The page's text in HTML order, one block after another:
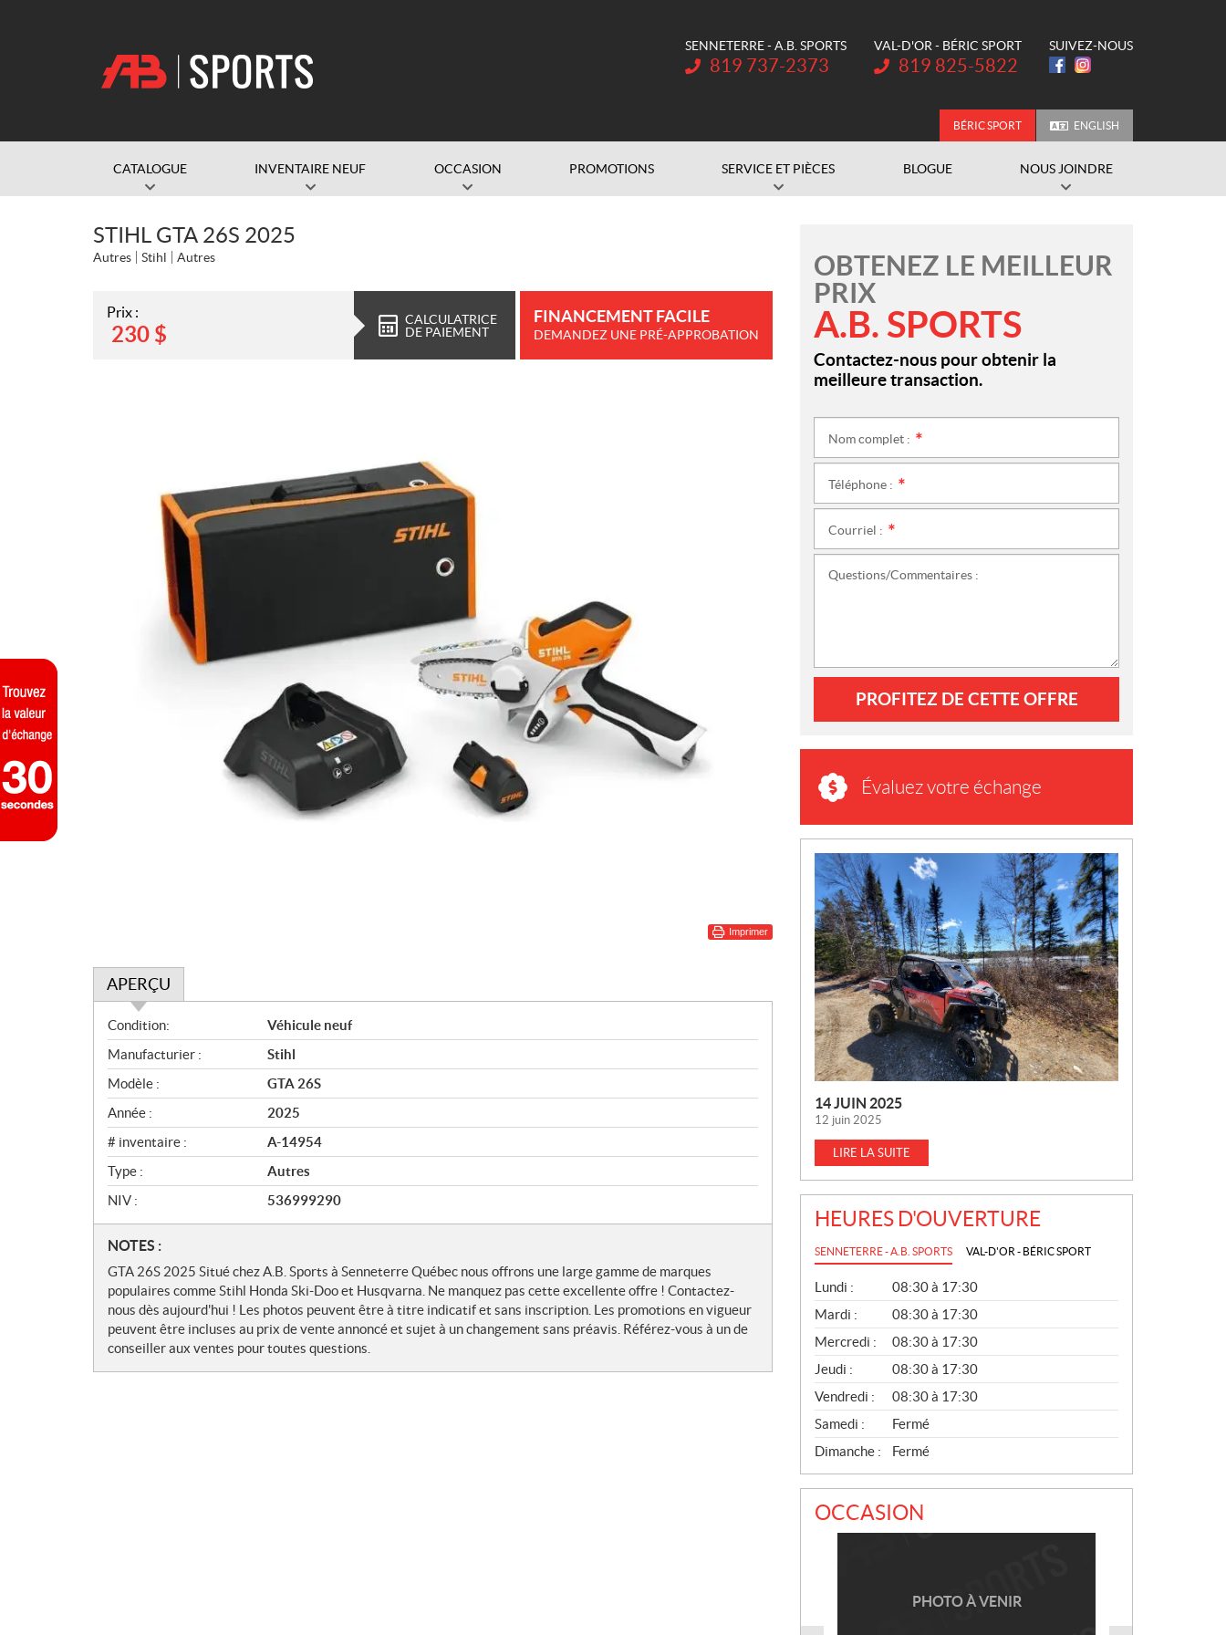
SENNETERRE - A.B. SPORTS
Téléphone :
819 737-2373
VAL-D'OR - BÉRIC SPORT
Téléphone :
819 825-5822
SUIVEZ-NOUS
BÉRIC SPORT ENGLISH
CATALOGUE INVENTAIRE NEUF OCCASION PROMOTIONS SERVICE ET PIÈCES BLOGUE NOUS JOINDRE
STIHL GTA 26S 2025
Autres Stihl Autres
Prix :
230 $
CALCULATRICE
DE PAIEMENT
FINANCEMENT FACILE
DEMANDEZ UNE PRÉ-APPROBATION
Imprimer
APERÇU
A
p
e
r
ç
u
Condition:
Véhicule neuf
Manufacturier :
Stihl
Modèle :
GTA 26S
Année :
2025
# inventaire :
A-14954
Type :
Autres
NIV :
536999290
N
o
t
e
s
NOTES :
GTA 26S 2025 Situé chez A.B. Sports à Senneterre Québec nous offrons une large gamme de marques
populaires comme Stihl Honda Ski-Doo et Husqvarna. Ne manquez pas cette excellente offre ! Contactez-
nous dès aujourd'hui ! Les photos peuvent être à titre indicatif et sans inscription. Les promotions en vigueur
peuvent être incluses au prix de vente annoncé et sujet à un changement sans préavis. Référez-vous à un de
conseiller aux ventes pour toutes questions.
OBTENEZ LE MEILLEUR
PRIX
A.B. SPORTS
Contactez-nous pour obtenir la
meilleure transaction.
Nom complet :
Téléphone :
Courriel :
Questions/Commentaires :
PROFITEZ DE CETTE OFFRE
Évaluez votre échange
N
O
U
V
E
L
L
E
S
14 JUIN 2025
12 juin 2025
LIRE LA SUITE
HEURES D'OUVERTURE
SENNETERRE - A.B. SPORTS VAL-D'OR - BÉRIC SPORT
G
É
N
É
R
A
L
Lundi :
08:30 à 17:30
Mardi :
08:30 à 17:30
Mercredi :
08:30 à 17:30
Jeudi :
08:30 à 17:30
Vendredi :
08:30 à 17:30
Samedi :
Fermé
Dimanche :
Fermé
OCCASION
PHOTO À VENIR
PHOTO À VENIR